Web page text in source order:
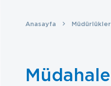
Anasayfa Müdürlükler